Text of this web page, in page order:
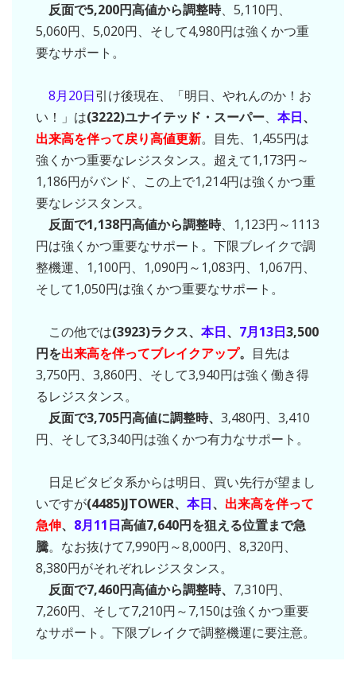
反面で5,200円高値から調整時、5,110円、
5,060円、5,020円、そして4,980円は強くかつ重
要なサポート。
8月20日引け後現在、「明日、やれんのか！お
い！」は(3222)ユナイテッド・スーパー、 本日、
出来高を伴って戻り高値更新。目先、1,455円は
強くかつ重要なレジスタンス。超えて1,173円～
1,186円がバンド、この上で1,214円は強くかつ重
要なレジスタンス。
反面で1,138円高値から調整時、1,123円～1113
円は強くかつ重要なサポート。下限ブレイクで調
整機運、1,100円、1,090円～1,083円、1,067円、
そして1,050円は強くかつ重要なサポート。
この他では(3923)ラクス、 本日、 7月13日3,500
円を出来高を伴ってブレイクアップ。 目先は
3,750円、3,860円、そして3,940円は強く働き得
るレジスタンス。
反面で3,705円高値に調整時、 3,480円、3,410
円、そして3,340円は強くかつ有力なサポート。
日足ビタビタ系からは明日、買い先行が望まし
いですが(4485)JTOWER、 本日、 出来高を伴って
急伸、 8月11日高値7,640円を狙える位置まで急
騰。なお抜けて7,990円～8,000円、8,320円、
8,380円がそれぞれレジスタンス。
反面で7,460円高値から調整時、 7,310円、
7,260円、そして7,210円～7,150は強くかつ重要
なサポート。下限ブレイクで調整機運に要注意。